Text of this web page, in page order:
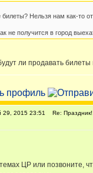
Нельзя нам как-то
не получится в город
ли продавать
29, 2015 23:51 Re:
ЦР или позвоните,